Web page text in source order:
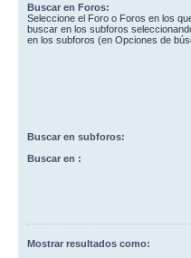
Buscar en Foros:
Seleccione el Foro o Foros en los
buscar en los subforos
en los subforos (en Opciones de
Buscar en subforos:
Buscar en :
Mostrar resultados como: